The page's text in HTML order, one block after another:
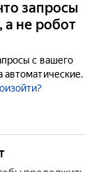
запросы
а не робот
с вашего
автоматические.